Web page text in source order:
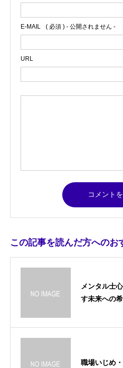
E-MAIL ( 必須 ) - 公開されません -
URL
この記事を読んだ方へのお
メンタル士
す未来への
職場いじめ